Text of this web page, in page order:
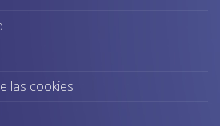
las cookies